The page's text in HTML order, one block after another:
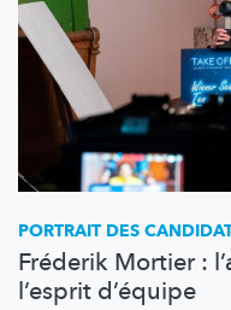
PORTRAIT DES
Fréderik Mortier :
l’esprit d’équipe